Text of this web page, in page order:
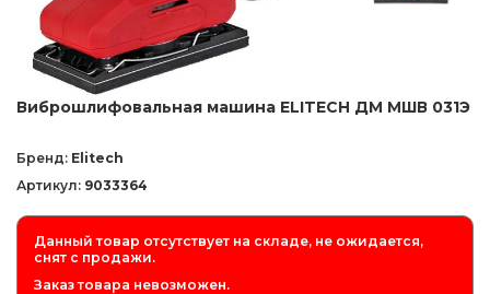
Виброшлифовальная машина ELITECH ДМ МШВ 031Э
Бренд: Elitech
Артикул: 9033364
Данный товар отсутствует на складе, не ожидается,
снят с продажи.
Заказ товара невозможен.